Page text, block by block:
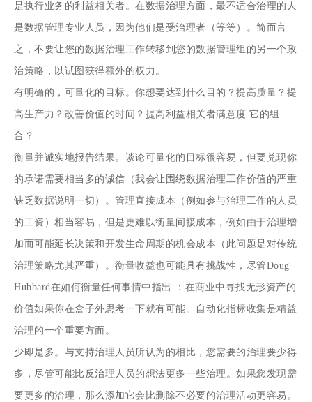
是执行业务的利益相关者。在数据治理方面，最不适合治理的人
是数据管理专业人员，因为他们是受治理者（等等）。简而言
之，不要让您的数据治理工作转移到您的数据管理组的另一个政
治策略，以试图获得额外的权力。
有明确的，可量化的目标。你想要达到什么目的？提高质量？提
高生产力？改善价值的时间？提高利益相关者满意度 它的组
合？
衡量并诚实地报告结果。谈论可量化的目标很容易，但要兑现你
的承诺需要相当多的诚信（我会让围绕数据治理工作价值的严重
缺乏数据说明一切）。管理直接成本（例如参与治理工作的人员
的工资）相当容易，但是更难以衡量间接成本，例如由于治理增
加而可能延长决策和开发生命周期的机会成本（此问题是对传统
治理策略尤其严重）。衡量收益也可能具有挑战性，尽管Doug
Hubbard在如何衡量任何事情中 指出 ：在商业中寻找无形资产的
价值如果你在盒子外思考一下就有可能。自动化指标收集是精益
治理的一个重要方面。
少即是多。与支持治理人员所认为的相比，您需要的治理要少得
多，尽管可能比反治理人员的想法更多一些治理。如果您发现需
要更多的治理，那么添加它会比删除不必要的治理活动更容易。